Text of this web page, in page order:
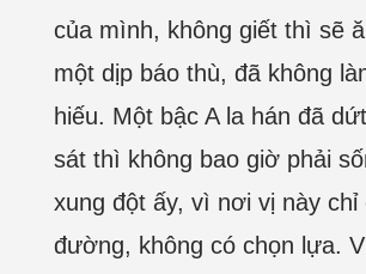
của mình, không giết thì sẽ
một dịp báo thù, đã không
hiếu. Một bậc A la hán đã
sát thì không bao giờ phải
xung đột ấy, vì nơi vị này chỉ
đường, không có chọn lựa.